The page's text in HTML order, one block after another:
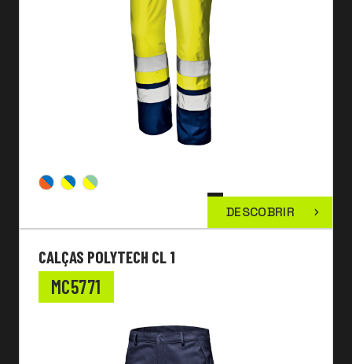
DESCOBRIR
CALÇAS POLYTECH CL 1
MC5771